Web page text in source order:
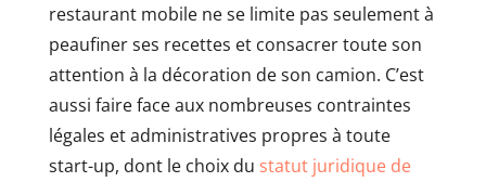
restaurant mobile ne se limite pas seulement à
peaufiner ses recettes et consacrer toute son
attention à la décoration de son camion. C’est
aussi faire face aux nombreuses contraintes
légales et administratives propres à toute
start-up, dont le choix du statut juridique de